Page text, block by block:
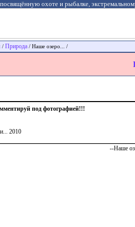
охоте и рыбалке,
/ Природа / Наше озеро... /
под фотографией!!!
2010